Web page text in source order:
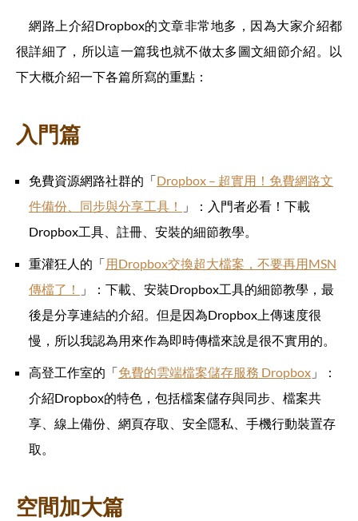
網路上介紹Dropbox的文章非常地多，因為大家介紹都
很詳細了，所以這一篇我也就不做太多圖文細節介紹。以
下大概介紹一下各篇所寫的重點：
入門篇
免費資源網路社群的「Dropbox – 超實用！免費網路文
件備份、同步與分享工具！
」：入門者必看！下載
Dropbox工具、註冊、安裝的細節教學。
重灌狂人的「用Dropbox交換超大檔案，不要再用MSN
傳檔了！
」：下載、安裝Dropbox工具的細節教學，最
後是分享連結的介紹。但是因為Dropbox上傳速度很
慢，所以我認為用來作為即時傳檔來說是很不實用的。
高登工作室的「免費的雲端檔案儲存服務 Dropbox 」：
介紹Dropbox的特色，包括檔案儲存與同步、檔案共
享、線上備份、網頁存取、安全隱私、手機行動裝置存
取。
空間加大篇